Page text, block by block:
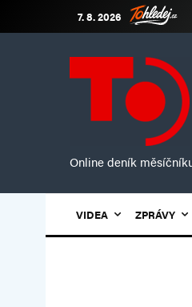
7. 8. 2026
Online deník
VIDEA ZPRÁVY